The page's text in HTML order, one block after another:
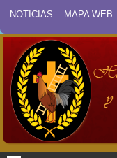
NOTICIAS MAPA WEB